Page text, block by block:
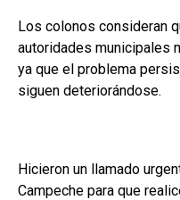
Los colonos consideran
autoridades municipales
ya que el problema
siguen deteriorándose.
Hicieron un llamado
Campeche para que